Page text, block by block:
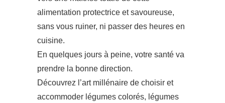
alimentation protectrice et savoureuse,
sans vous ruiner, ni passer des heures en
cuisine.
En quelques jours à peine, votre santé va
prendre la bonne direction.
Découvrez l’art millénaire de choisir et
accommoder légumes colorés, légumes